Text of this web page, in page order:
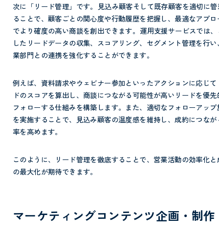
次に「リード管理」です。
見込み顧客そして既存顧客を適切に
ることで、顧客ごとの関心度や行動履歴を把握し、最適なアプロ
でより確度の高い商談を創出できます。 運用支援サービスでは
したリードデータの収集、スコアリング、セグメント管理を行い
業部門との連携を強化することができます。
例えば、資料請求やウェビナー参加といったアクションに応じて
ドのスコアを算出し、商談につながる可能性が高いリードを優先
フォローする仕組みを構築します。また、適切なフォローアップ
を実施することで、見込み顧客の温度感を維持し、成約につなが
率を高めます。
このように、リード管理を徹底することで、営業活動の効率化と
の最大化が期待できます。
マーケティングコンテンツ企画・制作